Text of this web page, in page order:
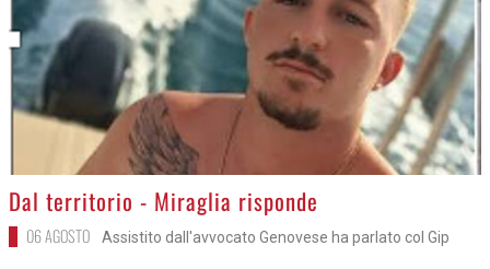
>
Dal territorio - Miraglia risponde
06 AGOSTO Assistito dall'avvocato Genovese ha parlato col Gip